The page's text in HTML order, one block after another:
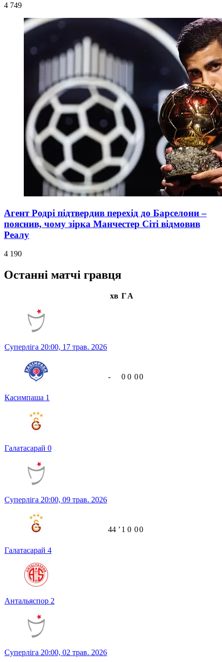
4 749
Агент Родрі підтвердив перехід до Барселони –
пояснив, чому зірка Манчестер Сіті відмовив
Реалу
4 190
Останні матчі гравця
хв ГА
Суперліга 20:00, 17 трав. 2026
Касимпаша 1
Галатасарай 0
- 0 0 00
Суперліга 20:00, 09 трав. 2026
Галатасарай 4
Антальяспор 2
44 ʼ 1 0 00
Суперліга 20:00, 02 трав. 2026